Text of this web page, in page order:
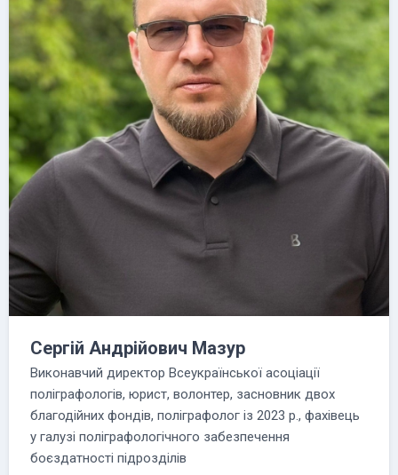
Сергій Андрійович Мазур
Виконавчий директор Всеукраїнської асоціації
поліграфологів, юрист, волонтер, засновник двох
благодійних фондів, поліграфолог із 2023 р., фахівець
у галузі поліграфологічного забезпечення
боєздатності підрозділів